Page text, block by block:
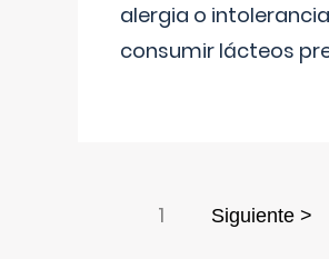
alergia o
consumir lácteos
1 Siguiente >